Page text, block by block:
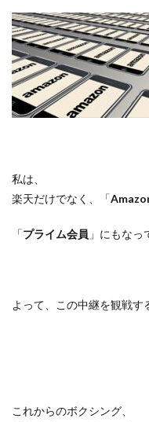
私は、
楽天だけでなく、「
「プライム会員 」にもなっ
よって、この中継を観戦す
これからのボクシング、